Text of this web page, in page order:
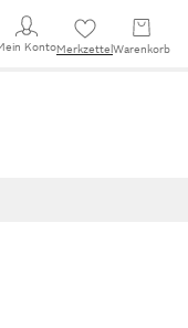
KontoMerkzettel Warenkorb